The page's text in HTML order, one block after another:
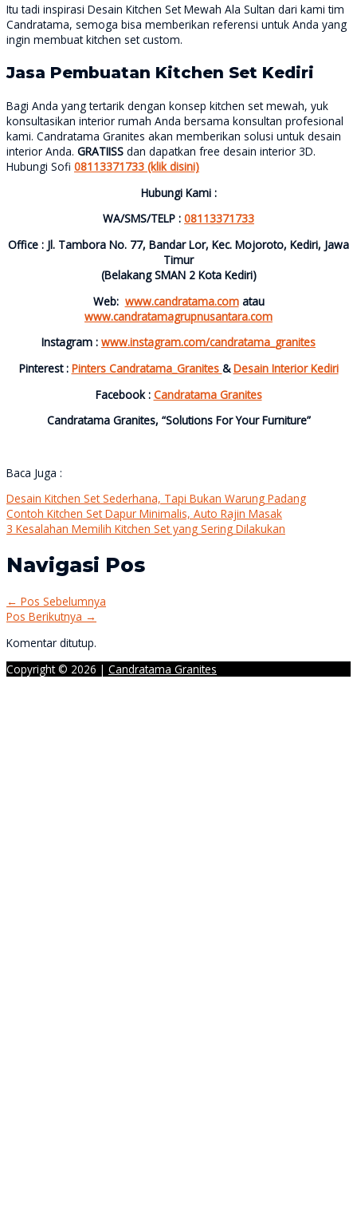
Itu tadi inspirasi Desain Kitchen Set Mewah Ala Sultan dari kami tim
Candratama, semoga bisa memberikan referensi untuk Anda yang
ingin membuat kitchen set custom.
Jasa Pembuatan Kitchen Set Kediri
Bagi Anda yang tertarik dengan konsep kitchen set mewah, yuk
konsultasikan interior rumah Anda bersama konsultan profesional
kami. Candratama Granites akan memberikan solusi untuk desain
interior Anda. GRATIISS dan dapatkan free desain interior 3D.
Hubungi Sofi 08113371733 (klik disini)
Hubungi Kami :
WA/SMS/TELP : 08113371733
Office : Jl. Tambora No. 77, Bandar Lor, Kec. Mojoroto, Kediri, Jawa
Timur
(Belakang SMAN 2 Kota Kediri)
Web: www.candratama.com atau
www.candratamagrupnusantara.com
Instagram : www.instagram.com/candratama_granites
Pinterest : Pinters Candratama_Granites &Desain Interior Kediri
Facebook : Candratama Granites
Candratama Granites, “Solutions For Your Furniture”
Baca Juga :
Desain Kitchen Set Sederhana, Tapi Bukan Warung Padang
Contoh Kitchen Set Dapur Minimalis, Auto Rajin Masak
3 Kesalahan Memilih Kitchen Set yang Sering Dilakukan
Navigasi Pos
← Pos Sebelumnya
Pos Berikutnya →
Komentar ditutup.
Copyright © 2026 | Candratama Granites